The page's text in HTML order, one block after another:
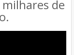
de